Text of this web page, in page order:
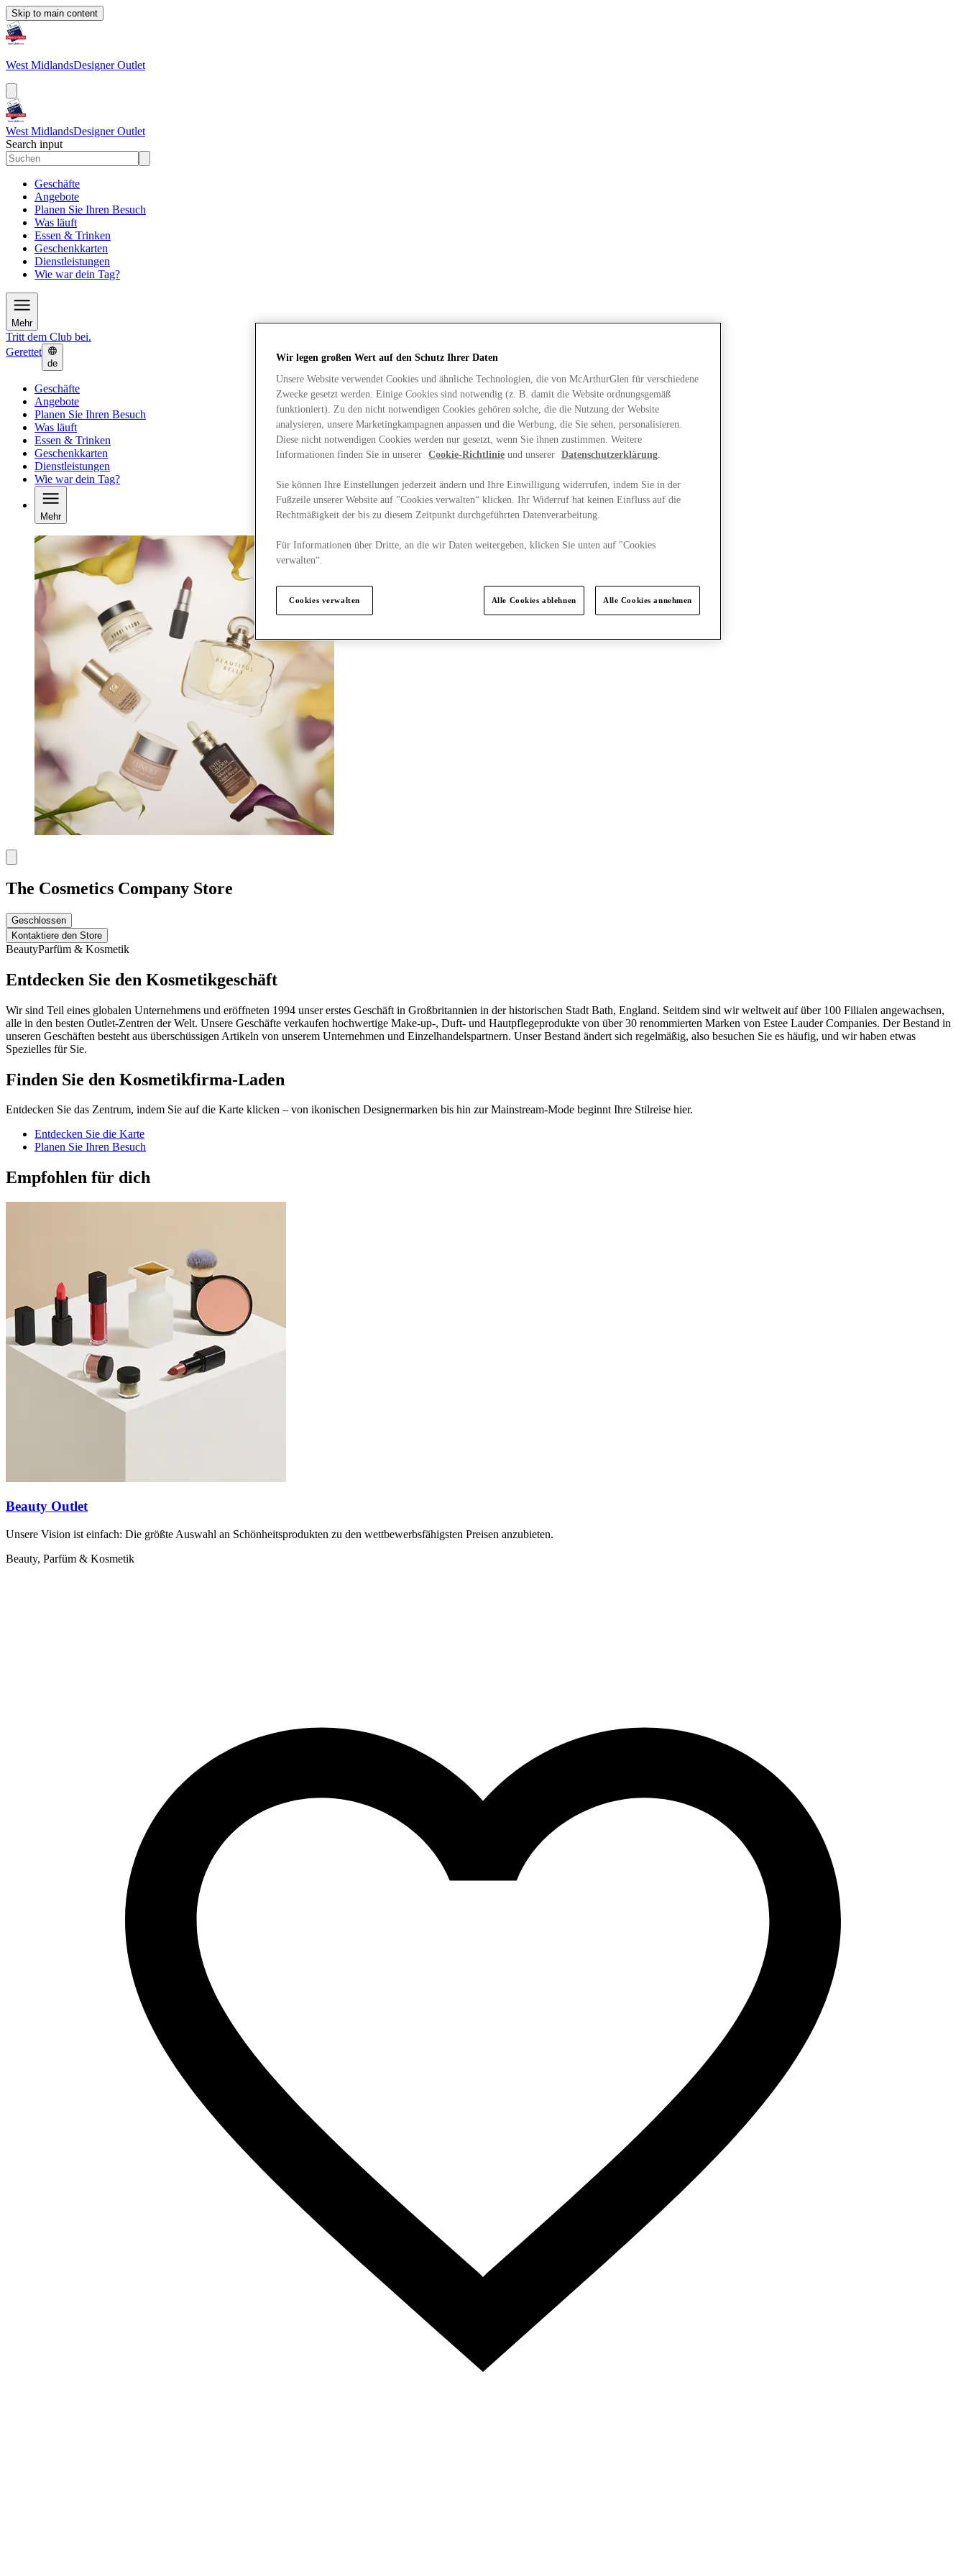
Skip to main content
West MidlandsDesigner Outlet
West MidlandsDesigner Outlet
Search input
Geschäfte
Angebote
Planen Sie Ihren Besuch
Was läuft
Essen & Trinken
Geschenkkarten
Dienstleistungen
Wie war dein Tag?
Mehr
Tritt dem Club bei.
Gerettet
de
Geschäfte
Angebote
Planen Sie Ihren Besuch
Was läuft
Essen & Trinken
Geschenkkarten
Dienstleistungen
Wie war dein Tag?
Mehr
The Cosmetics Company Store
Geschlossen
Kontaktiere den Store
BeautyParfüm & Kosmetik
Entdecken Sie den Kosmetikgeschäft
Wir sind Teil eines globalen Unternehmens und eröffneten 1994 unser erstes Geschäft in Großbritannien in der historischen Stadt Bath, England. Seitdem sind wir weltweit auf über 100 Filialen angewachsen,
alle in den besten Outlet-Zentren der Welt. Unsere Geschäfte verkaufen hochwertige Make-up-, Duft- und Hautpflegeprodukte von über 30 renommierten Marken von Estee Lauder Companies. Der Bestand in
unseren Geschäften besteht aus überschüssigen Artikeln von unserem Unternehmen und Einzelhandelspartnern. Unser Bestand ändert sich regelmäßig, also besuchen Sie es häufig, und wir haben etwas
Spezielles für Sie.
Finden Sie den Kosmetikfirma-Laden
Entdecken Sie das Zentrum, indem Sie auf die Karte klicken – von ikonischen Designermarken bis hin zur Mainstream-Mode beginnt Ihre Stilreise hier.
Entdecken Sie die Karte
Planen Sie Ihren Besuch
Empfohlen für dich
Beauty Outlet
Unsere Vision ist einfach: Die größte Auswahl an Schönheitsprodukten zu den wettbewerbsfähigsten Preisen anzubieten.
Beauty, Parfüm & Kosmetik
Wir legen großen Wert auf den Schutz Ihrer Daten
Unsere Website verwendet Cookies und ähnliche Technologien, die von McArthurGlen für verschiedene
Zwecke gesetzt werden. Einige Cookies sind notwendig (z. B. damit die Website ordnungsgemäß
funktioniert). Zu den nicht notwendigen Cookies gehören solche, die die Nutzung der Website
analysieren, unsere Marketingkampagnen anpassen und die Werbung, die Sie sehen, personalisieren.
Diese nicht notwendigen Cookies werden nur gesetzt, wenn Sie ihnen zustimmen. Weitere
Informationen finden Sie in unserer Cookie-Richtlinie und unserer Datenschutzerklärung.
Sie können Ihre Einstellungen jederzeit ändern und Ihre Einwilligung widerrufen, indem Sie in der
Fußzeile unserer Website auf "Cookies verwalten“ klicken. Ihr Widerruf hat keinen Einfluss auf die
Rechtmäßigkeit der bis zu diesem Zeitpunkt durchgeführten Datenverarbeitung.
Für Informationen über Dritte, an die wir Daten weitergeben, klicken Sie unten auf "Cookies
verwalten“.
Cookies verwalten Alle Cookies ablehnen Alle Cookies annehmen